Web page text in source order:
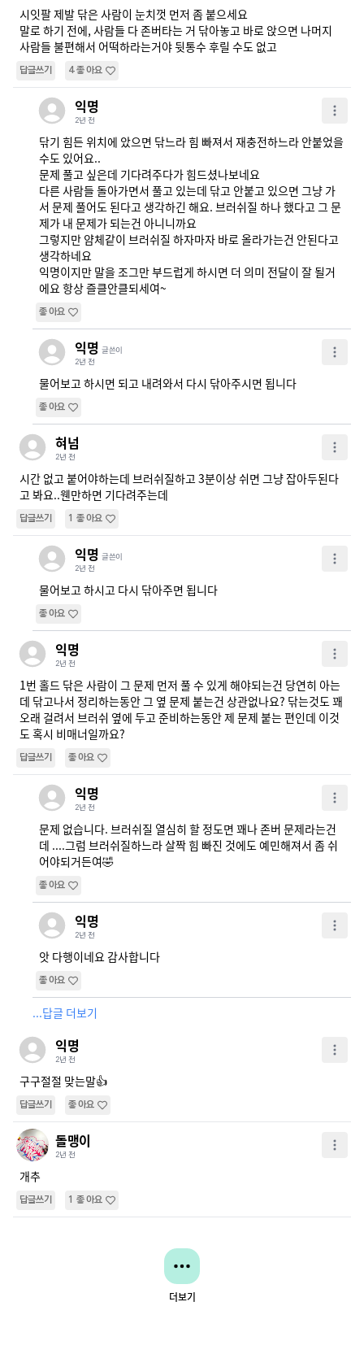
시잇팔 제발 닦은 사람이 눈치껏 먼저 좀 붙으세요
말로 하기 전에, 사람들 다 존버타는 거 닦아놓고 바로 앉으면 나머지
사람들 불편해서 어떡하라는거야 뒷통수 후릴 수도 없고
답글쓰기 4좋아요
익명
2년 전
닦기 힘든 위치에 았으면 닦느라 힘 빠져서 재충전하느라 안붙었을
수도 있어요..
문제 풀고 싶은데 기다려주다가 힘드셨나보네요
다른 사람들 돌아가면서 풀고 있는데 닦고 안붙고 있으면 그냥 가
서 문제 풀어도 된다고 생각하긴 해요. 브러쉬질 하나 했다고 그 문
제가 내 문제가 되는건 아니니까요
그렇지만 얌체같이 브러쉬질 하자마자 바로 올라가는건 안된다고
생각하네요
익명이지만 말을 조그만 부드럽게 하시면 더 의미 전달이 잘 될거
에요 항상 즐클안클되세여~
좋아요
익명 글쓴이
2년 전
물어보고 하시면 되고 내려와서 다시 닦아주시면 됩니다
좋아요
혀넘
2년 전
시간 없고 붙어야하는데 브러쉬질하고 3분이상 쉬면 그냥 잡아두된다
고 봐요..웬만하면 기다려주는데
답글쓰기 1 좋아요
익명 글쓴이
2년 전
물어보고 하시고 다시 닦아주면 됩니다
좋아요
익명
2년 전
1번 홀드 닦은 사람이 그 문제 먼저 풀 수 있게 해야되는건 당연히 아는
데 닦고나서 정리하는동안 그 옆 문제 붙는건 상관없나요? 닦는것도 꽤
오래 걸려서 브러쉬 옆에 두고 준비하는동안 제 문제 붙는 편인데 이것
도 혹시 비매너일까요?
답글쓰기 좋아요
익명
2년 전
문제 없습니다. 브러쉬질 열심히 할 정도면 꽤나 존버 문제라는건
데 ....그럼 브러쉬질하느라 살짝 힘 빠진 것에도 예민해져서 좀 쉬
어야되거든여🤣
좋아요
익명
2년 전
앗 다행이네요 감사합니다
좋아요
...답글 더보기
익명
2년 전
구구절절 맞는말👍
답글쓰기 좋아요
돌맹이
2년 전
개추
답글쓰기 1 좋아요
더보기